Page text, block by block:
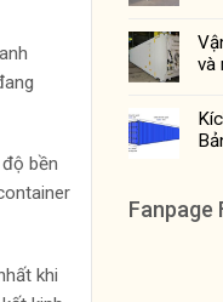
bền
khi
và
Fanpage